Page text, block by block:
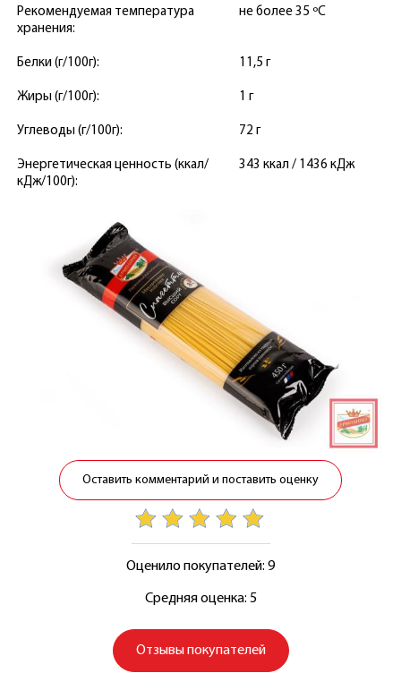
Рекомендуемая температура
хранения:
не более 35 ºС
Белки (г/100г): 11,5 г
Жиры (г/100г): 1 г
Углеводы (г/100г): 72 г
Энергетическая ценность (ккал/
кДж/100г):
343 ккал / 1436 кДж
Оставить комментарий и поставить оценку
Оценило покупателей: 9
Средняя оценка: 5
Отзывы покупателей